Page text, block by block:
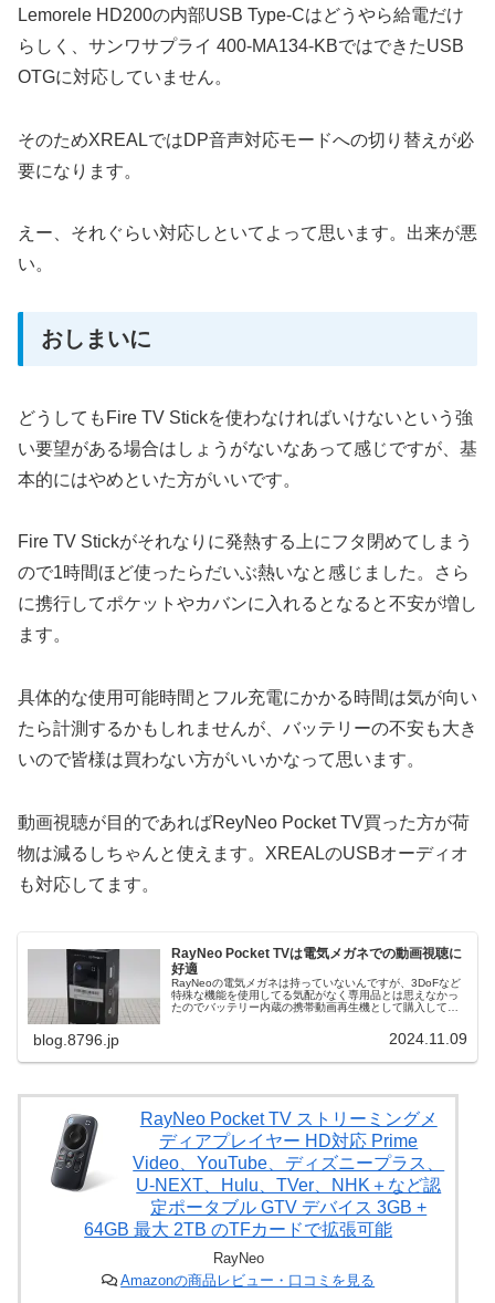
Lemorele HD200の内部USB Type-Cはどうやら給電だけ
らしく、サンワサプライ 400-MA134-KBではできたUSB
OTGに対応していません。
そのためXREALではDP音声対応モードへの切り替えが必
要になります。
えー、それぐらい対応しといてよって思います。出来が悪
い。
おしまいに
どうしてもFire TV Stickを使わなければいけないという強
い要望がある場合はしょうがないなあって感じですが、基
本的にはやめといた方がいいです。
Fire TV Stickがそれなりに発熱する上にフタ閉めてしまう
ので1時間ほど使ったらだいぶ熱いなと感じました。さら
に携行してポケットやカバンに入れるとなると不安が増し
ます。
具体的な使用可能時間とフル充電にかかる時間は気が向い
たら計測するかもしれませんが、バッテリーの不安も大き
いので皆様は買わない方がいいかなって思います。
動画視聴が目的であればReyNeo Pocket TV買った方が荷
物は減るしちゃんと使えます。XREALのUSBオーディオ
も対応してます。
RayNeo Pocket TVは電気メガネでの動画視聴に
好適
RayNeoの電気メガネは持っていないんですが、3DoFなど
特殊な機能を使用してる気配がなく専用品とは思えなかっ
たのでバッテリー内蔵の携帯動画再生機として購入してみ
適ではないかと感じます。追記(2025/02/12)：XREAL One
との組み合わせでWi-Fi繋がらなくなる問題についてまとめ
と称して販売されている光学系にバードバス方式を採用し
blog.8796.jp 2024.11.09
RayNeo Pocket TV ストリーミングメ
ディアプレイヤー HD対応 Prime
Video、YouTube、ディズニープラス、
U-NEXT、Hulu、TVer、NHK＋など認
定ポータブル GTV デバイス 3GB +
64GB 最大 2TB のTFカードで拡張可能
RayNeo
Amazonの商品レビュー・口コミを見る